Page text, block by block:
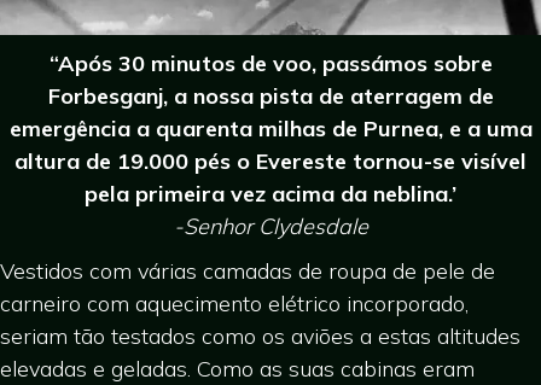
“Após 30 minutos de voo, passámos sobre
Forbesganj, a nossa pista de aterragem de
emergência a quarenta milhas de Purnea, e a uma
altura de 19.000 pés o Evereste tornou-se visível
pela primeira vez acima da neblina.’
-Senhor Clydesdale
Vestidos com várias camadas de roupa de pele de
carneiro com aquecimento elétrico incorporado,
seriam tão testados como os aviões a estas altitudes
elevadas e geladas. Como as suas cabinas eram